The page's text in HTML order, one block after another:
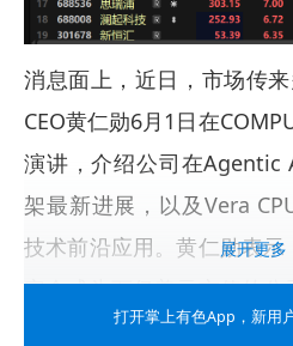
消息面上，近日，市场传
CEO黄仁勋6月1日在
演讲，介绍公司在Agentic
架最新进展，以及Vera
技术前沿应用。黄仁勋表
定会成为万亿美元市值的
股价单日飙升逾32%，创
展开更多
打开掌上有色App ，新用